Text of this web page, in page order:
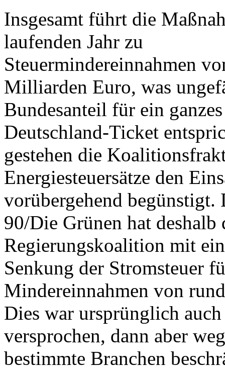
Insgesamt führt die
laufenden Jahr zu
Steuermindereinnahmen
Milliarden Euro, was
Bundesanteil für ein
Deutschland-Ticket
gestehen die
Energiesteuersätze den
vorübergehend
90/Die Grünen hat deshalb
Regierungskoalition mit
Senkung der Stromsteuer
Mindereinnahmen von
Dies war ursprünglich
versprochen, dann aber
bestimmte Branchen